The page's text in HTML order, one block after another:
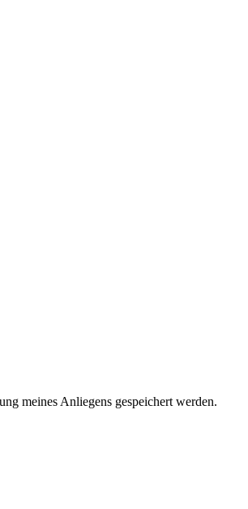
meines Anliegens gespeichert werden.